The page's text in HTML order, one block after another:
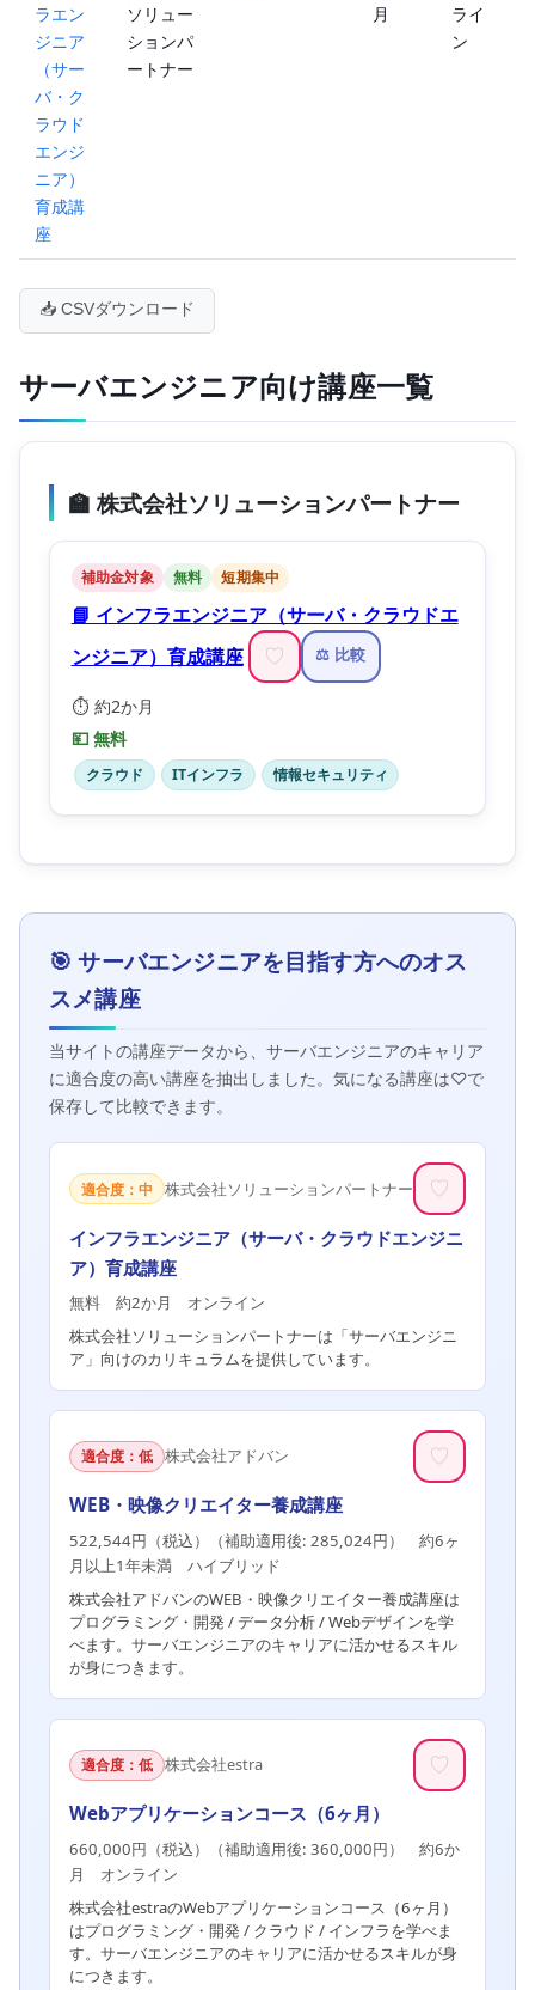
ラエン
ジニア
（サー
バ・ク
ラウド
エンジ
ニア）
育成講
座
ソリュー
ションパ
ートナー
月
ライ
ン
📥 CSVダウンロード
サーバエンジニア向け講座一覧
🏫 株式会社ソリューションパートナー
補助金対象 無料 短期集中
📘 インフラエンジニア（サーバ・クラウドエ
ンジニア）育成講座
♡ ⚖️ 比較
⏱️ 約2か月
💴 無料
クラウド ITインフラ 情報セキュリティ
🎯 サーバエンジニアを目指す方へのオス
スメ講座
当サイトの講座データから、サーバエンジニアのキャリア
に適合度の高い講座を抽出しました。気になる講座は♡で
保存して比較できます。
適合度：中 株式会社ソリューションパートナー ♡
インフラエンジニア（サーバ・クラウドエンジニ
ア）育成講座
無料 約2か月 オンライン
株式会社ソリューションパートナーは「サーバエンジニ
ア」向けのカリキュラムを提供しています。
適合度：低 株式会社アドバン ♡
WEB・映像クリエイター養成講座
522,544円（税込）（補助適用後: 285,024円） 約6ヶ
月以上1年未満 ハイブリッド
株式会社アドバンのWEB・映像クリエイター養成講座は
プログラミング・開発 / データ分析 / Webデザインを学
べます。サーバエンジニアのキャリアに活かせるスキル
が身につきます。
適合度：低 株式会社estra ♡
Webアプリケーションコース（6ヶ月）
660,000円（税込）（補助適用後: 360,000円） 約6か
月 オンライン
株式会社estraのWebアプリケーションコース（6ヶ月）
はプログラミング・開発 / クラウド / インフラを学べま
す。サーバエンジニアのキャリアに活かせるスキルが身
につきます。